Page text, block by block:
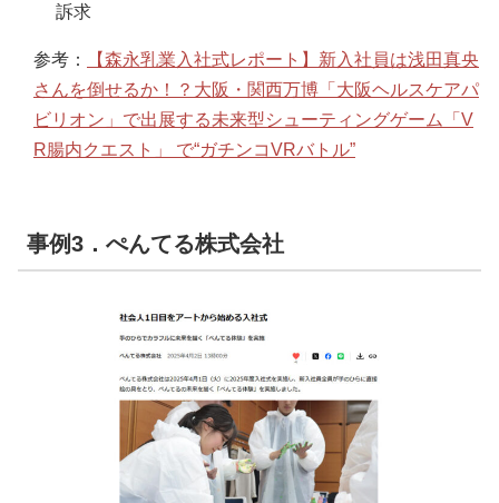
訴求
参考：
【森永乳業入社式レポート】新入社員は浅田真央
さんを倒せるか！？大阪・関西万博「大阪ヘルスケアパ
ビリオン」で出展する未来型シューティングゲーム「V
R腸内クエスト」 で“ガチンコVRバトル”
事例3．ぺんてる株式会社